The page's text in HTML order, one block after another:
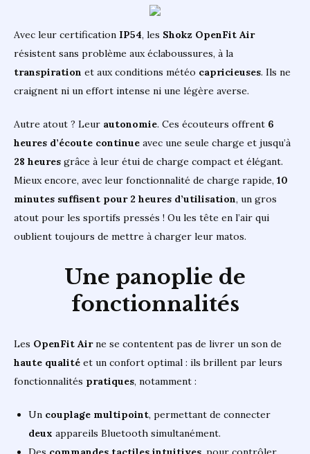
Avec leur certification IP54, les Shokz OpenFit Air
résistent sans problème aux éclaboussures, à la
transpiration et aux conditions météo capricieuses. Ils ne
craignent ni un effort intense ni une légère averse.
Autre atout ? Leur autonomie. Ces écouteurs offrent 6
heures d’écoute continue avec une seule charge et jusqu’à
28 heures grâce à leur étui de charge compact et élégant.
Mieux encore, avec leur fonctionnalité de charge rapide, 10
minutes suffisent pour 2 heures d’utilisation, un gros
atout pour les sportifs pressés ! Ou les tête en l’air qui
oublient toujours de mettre à charger leur matos.
Une panoplie de
fonctionnalités
Les OpenFit Airne se contentent pas de livrer un son de
haute qualité et un confort optimal : ils brillent par leurs
fonctionnalités pratiques, notamment :
Un couplage multipoint, permettant de connecter
deux appareils Bluetooth simultanément.